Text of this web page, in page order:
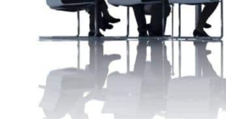
Dzień Działkowca 2005
Dzień Działkowca 2006
Dzień Działkowca 2012
Protest w Warszawie 2013
Protest w Bydgoszczy 2013